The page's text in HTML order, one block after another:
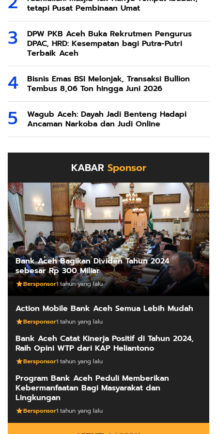
tetapi Pusat Pembinaan Umat
DPW PKB Aceh Buka Rekrutmen Pengurus
DPAC, HRD: Kesempatan bagi Putra-Putri
Terbaik Aceh
Bisnis Emas BSI Melonjak, Transaksi Bullion
Tembus 8,06 Ton hingga Juni 2026
Wagub Aceh: Dayah Jadi Benteng Hadapi
Ancaman Narkoba dan Judi Online
KABAR Sponsor
Bank Aceh Bagikan Dividen Tahun 2024
sebesar Rp 300 Miliar
Bersponsor1 tahun yang lalu
Action Mobile Bank Aceh Semua Lebih Mudah
Bersponsor1 tahun yang lalu
Bank Aceh Catat Kinerja Positif di Tahun 2024,
Raih Opini WTP dari KAP Heliantono
Bersponsor1 tahun yang lalu
Program Bank Aceh Peduli Memberikan
Kebermanfaatan Bagi Masyarakat dan
Lingkungan
Bersponsor1 tahun yang lalu